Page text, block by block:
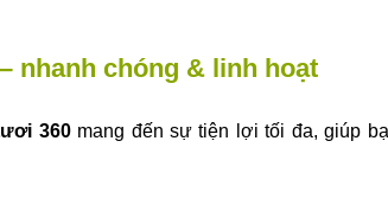
nhanh chóng & linh hoạt
360mang đến sự tiện lợi tối đa, giúp